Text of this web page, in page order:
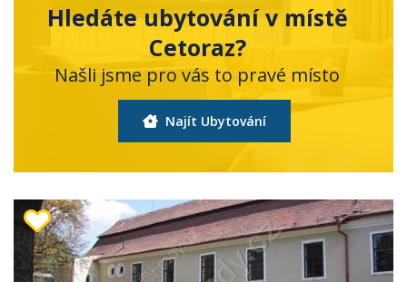
Hledáte ubytování v místě
Cetoraz?
Našli jsme pro vás to pravé místo
Najít Ubytování